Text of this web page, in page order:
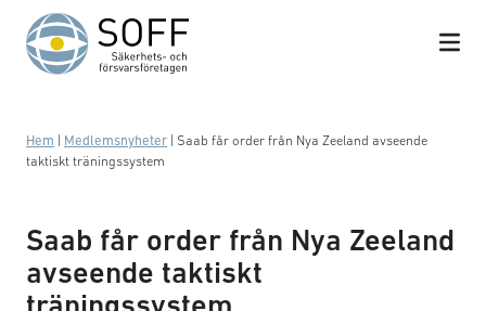
Hoppa till innehåll
Hem Medlemsnyheter
Saab får order från Nya Zeeland avseende
taktiskt träningssystem
Saab får order från Nya Zeeland
avseende taktiskt